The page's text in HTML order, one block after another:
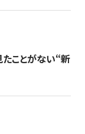
ことがない“新